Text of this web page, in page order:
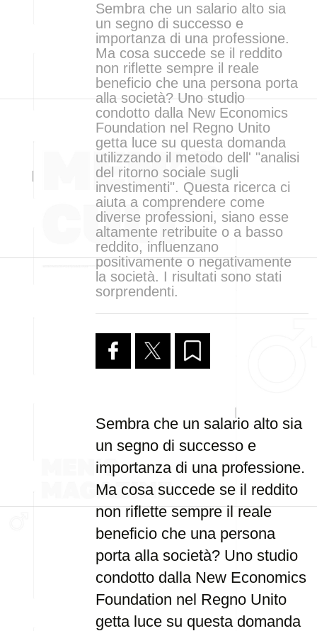
Sembra che un salario alto sia
un segno di successo e
importanza di una professione.
Ma cosa succede se il reddito
non riflette sempre il reale
beneficio che una persona porta
alla società? Uno studio
condotto dalla New Economics
Foundation nel Regno Unito
getta luce su questa domanda
utilizzando il metodo dell' "analisi
del ritorno sociale sugli
investimenti". Questa ricerca ci
aiuta a comprendere come
diverse professioni, siano esse
altamente retribuite o a basso
reddito, influenzano
positivamente o negativamente
la società. I risultati sono stati
sorprendenti.
Sembra che un salario alto sia
un segno di successo e
importanza di una professione.
Ma cosa succede se il reddito
non riflette sempre il reale
beneficio che una persona
porta alla società? Uno studio
condotto dalla New Economics
Foundation nel Regno Unito
getta luce su questa domanda